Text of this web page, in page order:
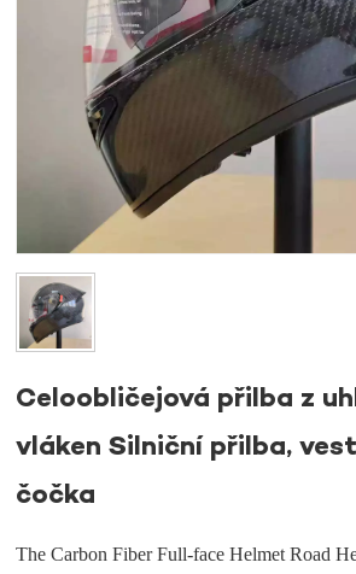
Celoobličejová přilba z
vláken Silniční přilba,
čočka
The Carbon Fiber Full-face Helmet Road